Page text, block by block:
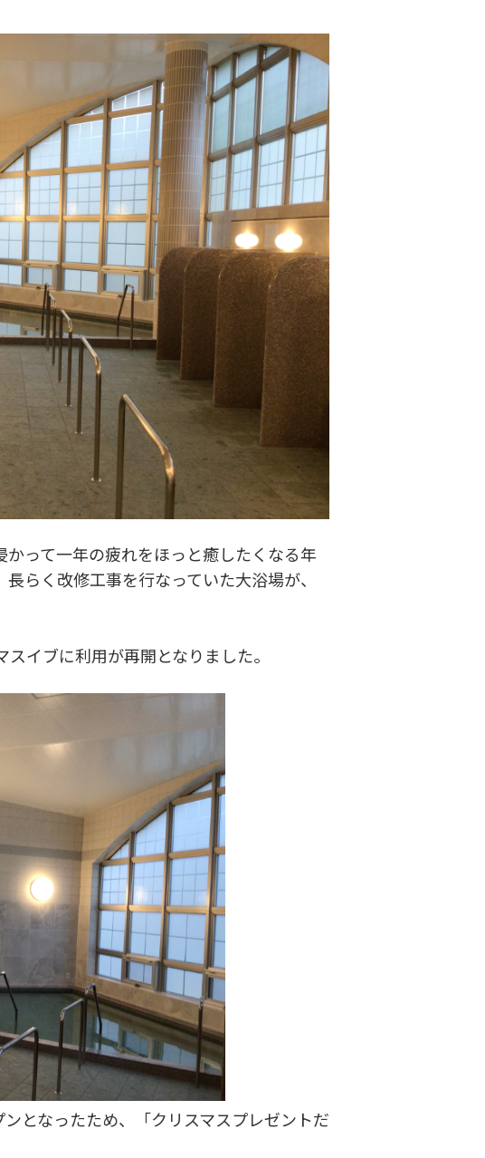
って一年の疲れをほっと癒したくなる年
らく改修工事を行なっていた大浴場が、
イブに利用が再開となりました。
となったため、「クリスマスプレゼントだ